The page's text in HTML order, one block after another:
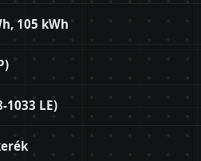
105 kWh
1033 LE)